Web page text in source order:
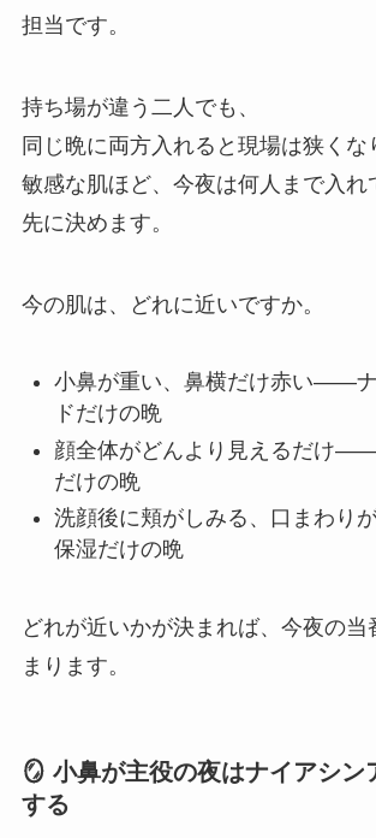
担当です。
持ち場が違う二人でも、
同じ晩に両方入れると現場は狭くな
敏感な肌ほど、今夜は何人まで入れ
先に決めます。
今の肌は、どれに近いですか。
小鼻が重い、鼻横だけ赤い——ナ
ドだけの晩
顔全体がどんより見えるだけ
だけの晩
洗顔後に頬がしみる、口まわ
保湿だけの晩
どれが近いかが決まれば、今夜の当
まります。
🪞 小鼻が主役の夜はナイアシン
する